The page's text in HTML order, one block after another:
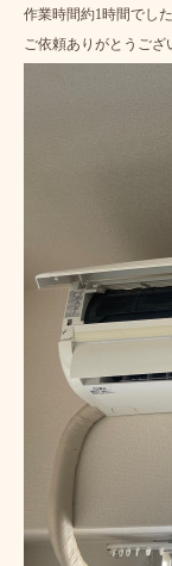
作業時間約1時間でした
ご依頼ありがとうござ